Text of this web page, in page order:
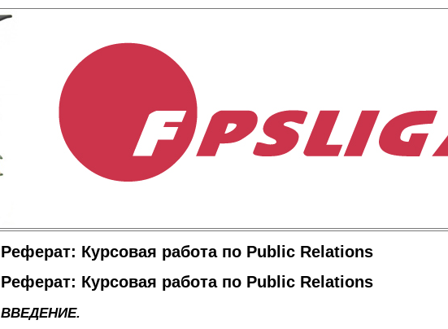
Реферат: Курсовая работа по Public Relations
Реферат: Курсовая работа по Public Relations
ВВЕДЕНИЕ.